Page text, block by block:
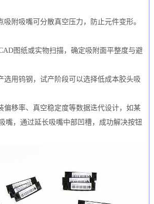
吸附吸嘴可分散真空压力，防止元件变形。
图纸或实物扫描，确定吸附面平整度与避
选用钨钢，试产阶段可以选择低成本胶头吸
偏移率、真空稳定度等数据迭代设计，如某
嘴，通过延长吸嘴中部凹槽，成功解决按钮